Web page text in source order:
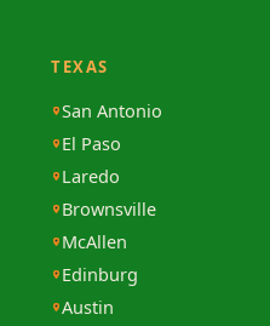
TEXAS
San Antonio
El Paso
Laredo
Brownsville
McAllen
Edinburg
Austin